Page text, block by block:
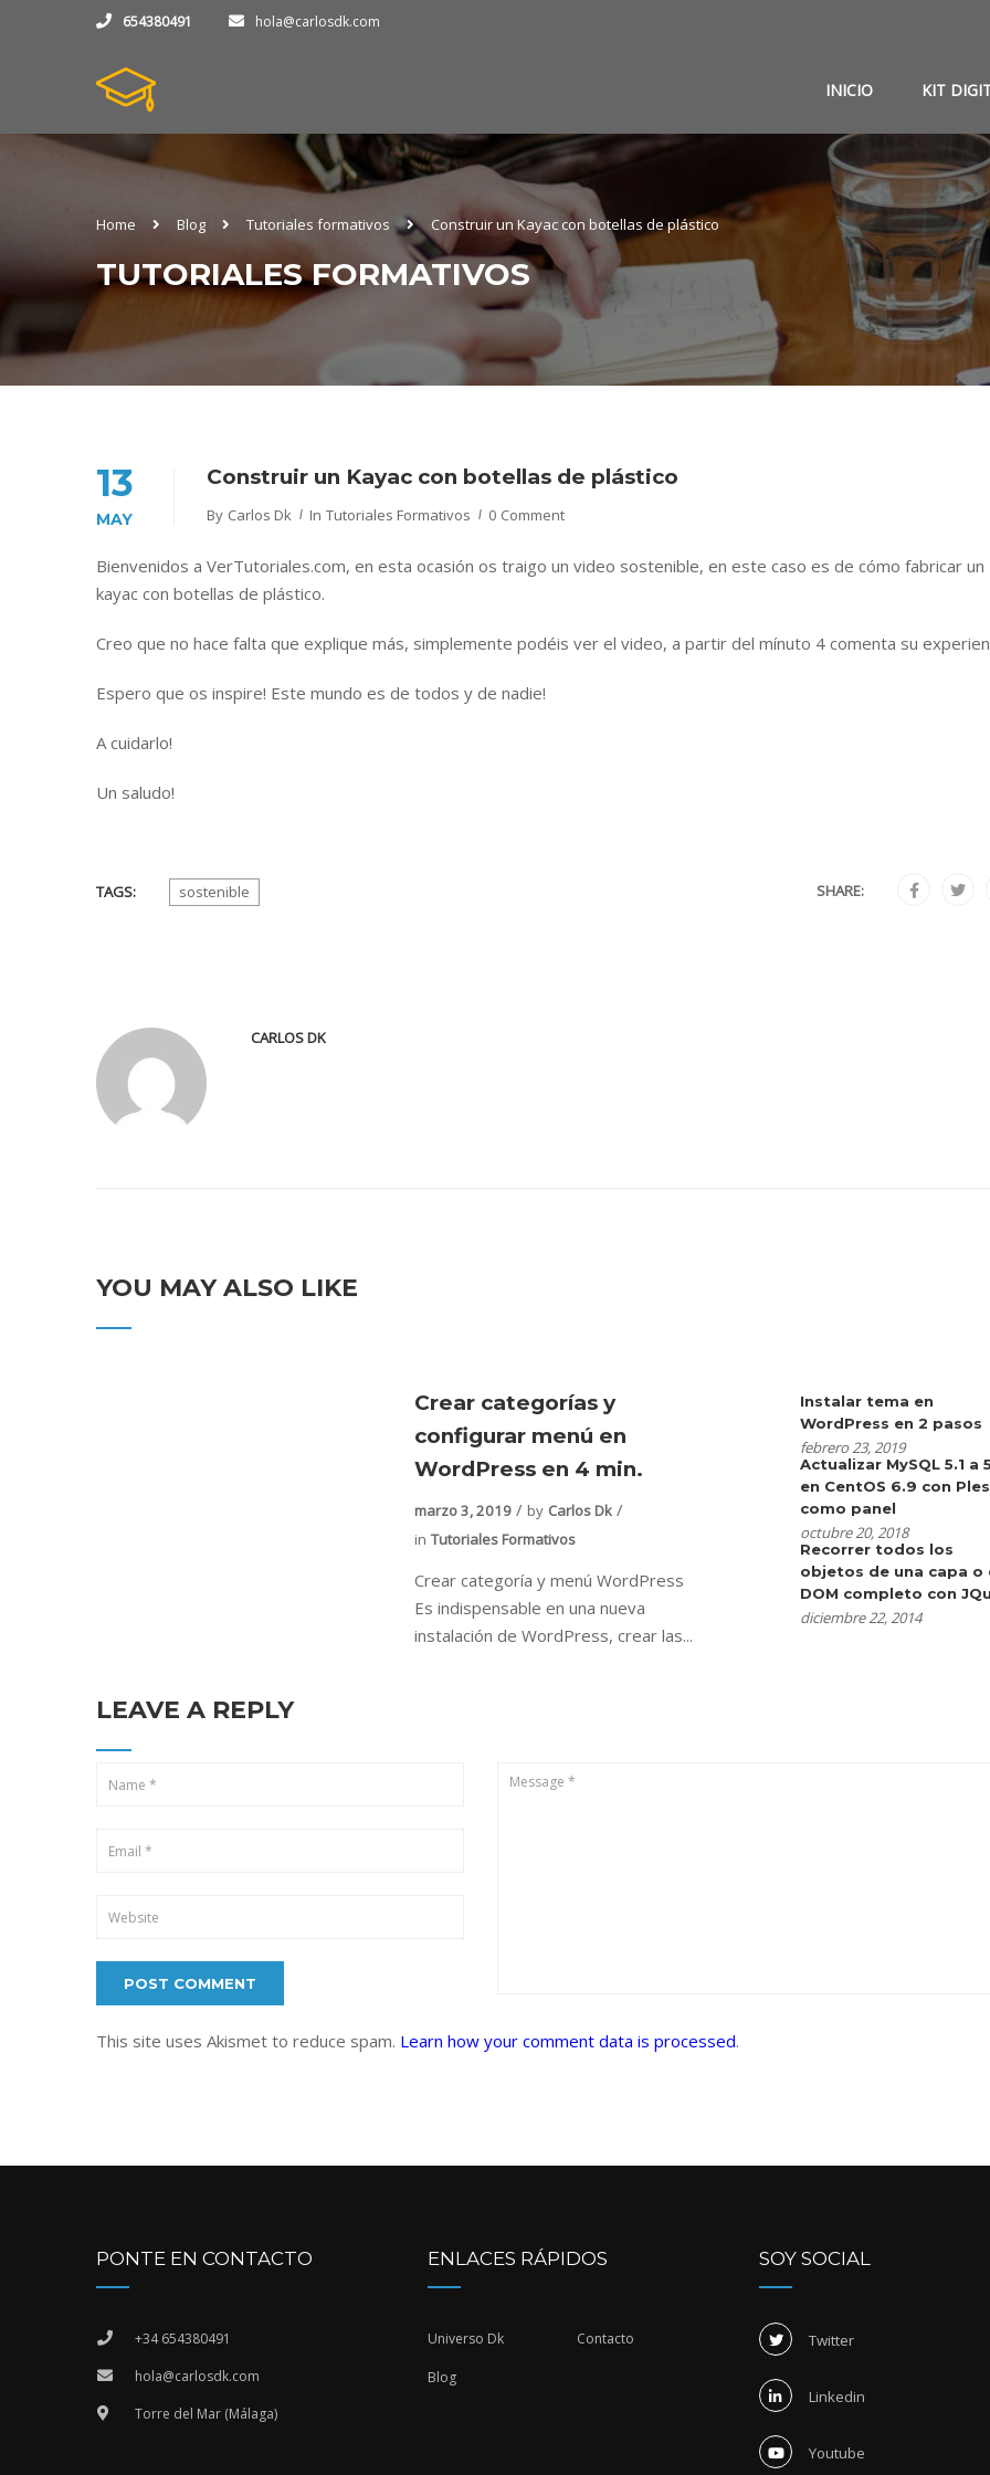
654380491 hola@carlosdk.com
INICIO KIT
Home Blog Tutoriales formativos Construir un Kayac con botellas de plástico
TUTORIALES FORMATIVOS
13
MAY
Construir un Kayac con botellas de plástico
By Carlos Dk In Tutoriales Formativos 0 Comment
Bienvenidos a VerTutoriales.com, en esta ocasión os traigo un video sostenible, en este caso es de cómo fabricar un
kayac con botellas de plástico.
Creo que no hace falta que explique más, simplemente podéis ver el video, a partir del mínuto 4 comenta su
Espero que os inspire! Este mundo es de todos y de nadie!
A cuidarlo!
Un saludo!
TAGS: sostenible SHARE:
CARLOS DK
YOU MAY ALSO LIKE
Crear categorías y
configurar menú en
WordPress en 4 min.
marzo 3, 2019 by Carlos Dk
in Tutoriales Formativos
Crear categoría y menú WordPress
Es indispensable en una nueva
instalación de WordPress, crear las...
Instalar tema en
WordPress en 2 pasos
febrero 23, 2019
Actualizar MySQL 5.1 a
en CentOS 6.9 con
como panel
octubre 20, 2018
Recorrer todos los
objetos de una capa o
DOM completo con
diciembre 22, 2014
LEAVE A REPLY
This site uses Akismet to reduce spam. Learn how your comment data is processed.
PONTE EN CONTACTO
+34 654380491
hola@carlosdk.com
Torre del Mar (Málaga)
ENLACES RÁPIDOS
Universo Dk Contacto
Blog
SOY SOCIAL
Twitter
Linkedin
Youtube